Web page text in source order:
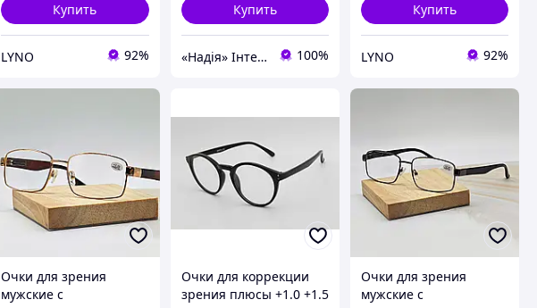
Купить
LYNO 92%
Купить
«Надія» Інтернет-Магазин 100%
Купить
LYNO 92%
Очки для зрения
мужские с
Очки для коррекции
зрения плюсы +1.0 +1.5
Очки для зрения
мужские с